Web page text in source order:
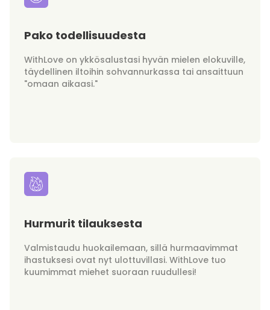
Pako todellisuudesta
WithLove on ykkösalustasi hyvän mielen elokuville,
täydellinen iltoihin sohvannurkassa tai ansaittuun
"omaan aikaasi."
Hurmurit tilauksesta
Valmistaudu huokailemaan, sillä hurmaavimmat
ihastuksesi ovat nyt ulottuvillasi. WithLove tuo
kuumimmat miehet suoraan ruudullesi!